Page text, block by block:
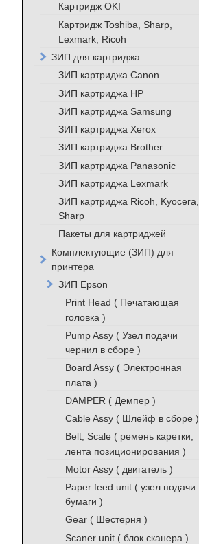
Картридж OKI
Картридж Toshiba, Sharp,
Lexmark, Ricoh
ЗИП для картриджа
ЗИП картриджа Canon
ЗИП картриджа HP
ЗИП картриджа Samsung
ЗИП картриджа Xerox
ЗИП картриджа Brother
ЗИП картриджа Panasonic
ЗИП картриджа Lexmark
ЗИП картриджа Ricoh, Kyocera,
Sharp
Пакеты для картриджей
Комплектующие (ЗИП) для
принтера
ЗИП Epson
Print Head ( Печатающая
головка )
Pump Assy ( Узел подачи
чернил в сборе )
Board Assy ( Электронная
плата )
DAMPER ( Демпер )
Cable Assy ( Шлейф в сборе )
Belt, Scale ( ремень каретки,
лента позиционирования )
Motor Assy ( двигатель )
Paper feed unit ( узел подачи
бумаги )
Gear ( Шестерня )
Scaner unit ( блок сканера )